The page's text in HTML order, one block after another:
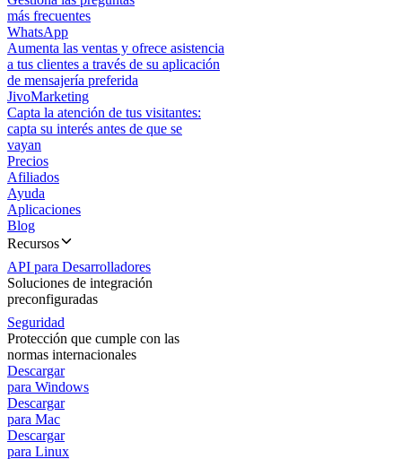
más frecuentes
WhatsApp
Aumenta las ventas y ofrece asistencia
a tus clientes a través de su aplicación
de mensajería preferida
JivoMarketing
Capta la atención de tus visitantes:
capta su interés antes de que se
vayan
Precios
Afiliados
Ayuda
Aplicaciones
Blog
Recursos
API para Desarrolladores
Soluciones de integración
preconfiguradas
Seguridad
Protección que cumple con las
normas internacionales
Descargar
para Windows
Descargar
para Mac
Descargar
para Linux